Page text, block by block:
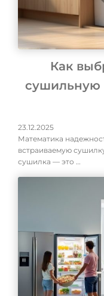
Как
сушильную
23.12.2025
Математика
встраиваемую
сушилка — это …